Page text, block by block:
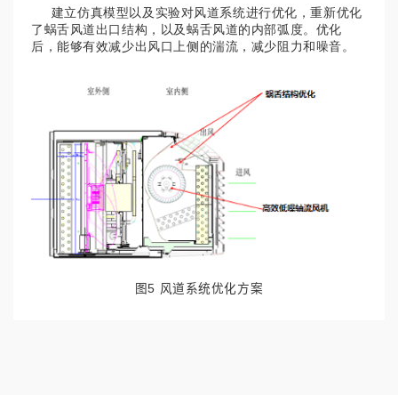
建立仿真模型以及实验对风道系统进行优化，重新优化
了蜗舌风道出口结构，以及蜗舌风道的内部弧度。优化
后，能够有效减少出风口上侧的湍流，减少阻力和噪音。
图5 风道系统优化方案